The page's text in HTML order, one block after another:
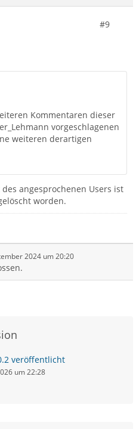
#9
Kommentaren dieser
vorgeschlagenen
weiteren derartigen
angesprochenen Users ist
worden.
2024 um 20:20
veröffentlicht
um 22:28